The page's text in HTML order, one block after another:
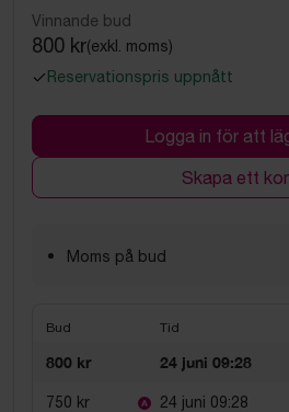
Vinnande bud
800 kr(exkl. moms)
Reservationspris uppnått
Logga in för att
Skapa ett
Moms på bud
Bud Tid
800 kr 24 juni 09:28
750 kr 24 juni 09:28